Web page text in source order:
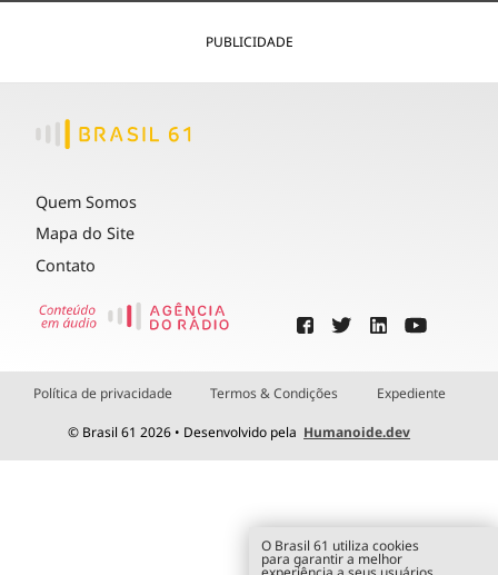
PUBLICIDADE
Quem Somos
Mapa do Site
Contato
Política de privacidade Termos & Condições Expediente
© Brasil 61 2026 • Desenvolvido pela Humanoide.dev
O Brasil 61 utiliza cookies
para garantir a melhor